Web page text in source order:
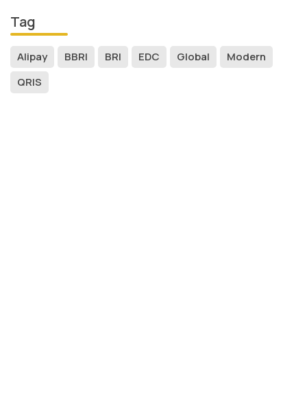
Tag
Alipay BBRI BRI EDC Global
Modern
QRIS